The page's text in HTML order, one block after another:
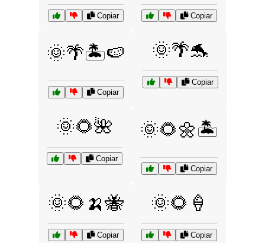
Copiar Copiar
🌞🌴🏝️🍉
Copiar
🌞🌴🐬
Copiar
🌞🌻🌺
Copiar
🌞🌻🌼🏝️
Copiar
🌞🌻🍌🐝
Copiar
🌞🌻🍦
Copiar